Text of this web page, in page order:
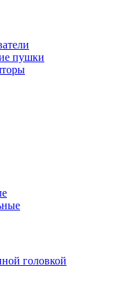
пушки
головкой